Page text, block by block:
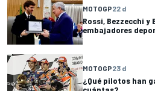
MOTOGP22 d
Rossi, Bezzecchi
embajadores
MOTOGP23 d
¿Qué pilotos han